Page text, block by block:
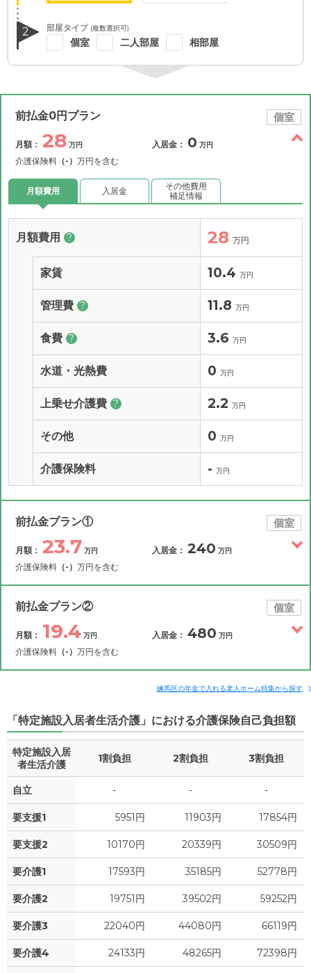
2 部屋タイプ (複数選択可)
個室 二人部屋 相部屋
前払金0円プラン 個室
月額： 28 万円
介護保険料 （-） 万円を含む
入居金： 0 万円
月額費用 入居金
その他費用
補足情報
月額費用 ? 28 万円
家賃 10.4 万円
管理費 ? 11.8 万円
食費 ? 3.6 万円
水道・光熱費 0 万円
上乗せ介護費 ? 2.2 万円
その他 0 万円
介護保険料 - 万円
前払金プラン① 個室
月額： 23.7 万円
介護保険料 （-） 万円を含む
入居金： 240 万円
月額費用 23.7
管理費 ? 11.8 万円
食費 ? 3.6
水道・光熱費 0 万円
上乗せ介護費 2.2
その他 0 万円
介護保険料 - 万円
前払金プラン② 個室
月額： 19.4 万円
介護保険料 （-） 万円を含む
入居金： 480 万円
補足情報
月額費用 ? 19.4 万円
家賃 1.8
食費 ? 3.6 万円
水道・光熱費 0
上乗せ介護費 ? 2.2
その他 0 万円
介護保険料 -
練馬区の年金で入れる老人ホーム特集から探す
「特定施設入居者生活介護」における介護保険自己負担額
特定施設入居
者生活介護
1割負担 2割負担 3割負担
自立 - - -
要支援1 5951円 11903円 17854円
要支援2 10170円 20339円 30509円
要介護1 17593円 35185円 52778円
要介護2 19751円 39502円 59252円
要介護3 22040円 44080円 66119円
要介護4 24133円 48265円 72398円